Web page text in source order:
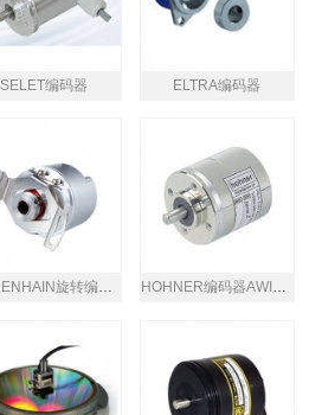
SELET编码器 ELTRA编码器
HEIDENHAIN旋转编码器 HOHNER编码器AWI40系列